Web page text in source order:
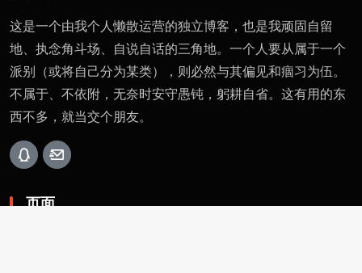
这是一个由我个人懒散运营的独立博客，也是我顽固自留
地、执念角斗场、自说自话的三角地。一个人要从属于一个
派别（或将自己分为某类），则必然与其偏见和痼习为伍。
不属于、不依附，无奈时安守愚钝，躬耕自省。这有用的东
西不多，就当交个朋友。
页面